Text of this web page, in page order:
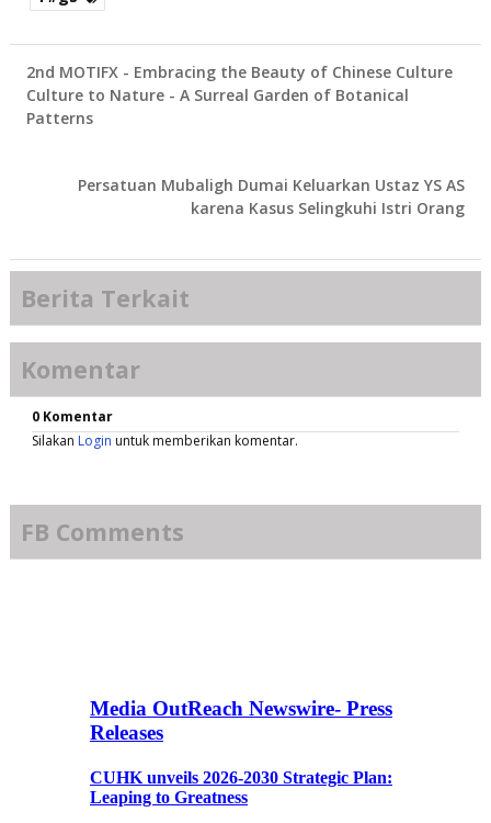
2nd MOTIFX - Embracing the Beauty of Chinese Culture
Culture to Nature - A Surreal Garden of Botanical
Patterns
Persatuan Mubaligh Dumai Keluarkan Ustaz YS AS
karena Kasus Selingkuhi Istri Orang
Berita Terkait
Komentar
0 Komentar
Silakan Login untuk memberikan komentar.
FB Comments